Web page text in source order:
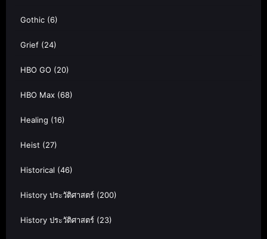
Gothic (6)
Grief (24)
HBO GO (20)
HBO Max (68)
Healing (16)
Heist (27)
Historical (46)
History ประวัติศาสตร์ (200)
History ประวัติศาสตร์ (23)